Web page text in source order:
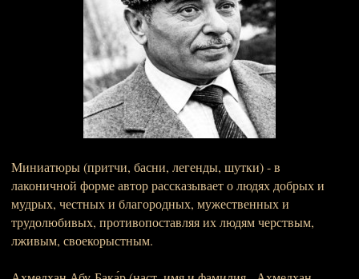
Миниатюры (притчи, басни, легенды, шутки) - в
лаконичной форме автор рассказывает о людях добрых и
мудрых, честных и благородных, мужественных и
трудолюбивых, противопоставляя их людям черствым,
лживым, своекорыстным.